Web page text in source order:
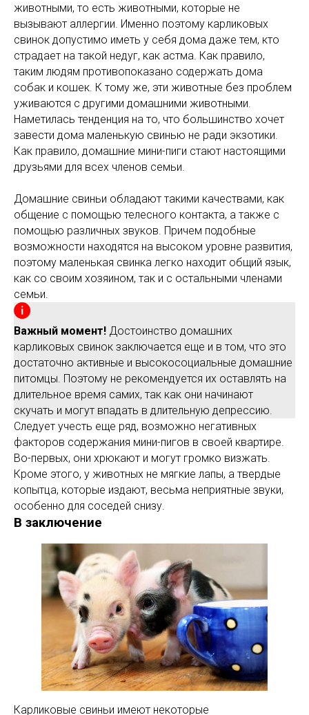
животными, то есть животными, которые не
вызывают аллергии. Именно поэтому карликовых
свинок допустимо иметь у себя дома даже тем, кто
страдает на такой недуг, как астма. Как правило,
таким людям противопоказано содержать дома
собак и кошек. К тому же, эти животные без проблем
уживаются с другими домашними животными.
Наметилась тенденция на то, что большинство хочет
завести дома маленькую свинью не ради экзотики.
Как правило, домашние мини-пиги стают настоящими
друзьями для всех членов семьи.
Домашние свиньи обладают такими качествами, как
общение с помощью телесного контакта, а также с
помощью различных звуков. Причем подобные
возможности находятся на высоком уровне развития,
поэтому маленькая свинка легко находит общий язык,
как со своим хозяином, так и с остальными членами
семьи.
Важный момент! Достоинство домашних
карликовых свинок заключается еще и в том, что это
достаточно активные и высокосоциальные домашние
питомцы. Поэтому не рекомендуется их оставлять на
длительное время самих, так как они начинают
скучать и могут впадать в длительную депрессию.
Следует учесть еще ряд, возможно негативных
факторов содержания мини-пигов в своей квартире.
Во-первых, они хрюкают и могут громко визжать.
Кроме этого, у животных не мягкие лапы, а твердые
копытца, которые издают, весьма неприятные звуки,
особенно для соседей снизу.
В заключение
Карликовые свиньи имеют некоторые